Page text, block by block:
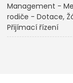
Management -
rodiče - Dotace
Přijímací řízení